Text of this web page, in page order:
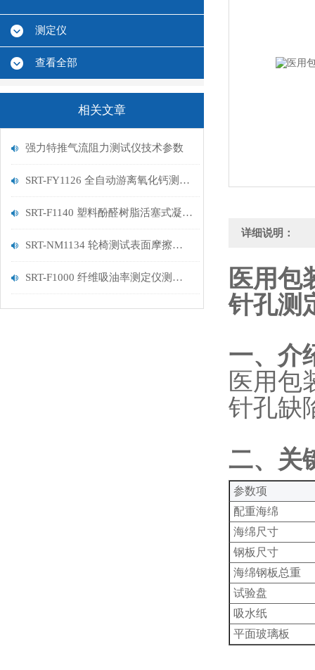
测定仪
查看全部
相关文章
强力特推气流阻力测试仪技术参数
SRT-FY1126 全自动游离氧化钙测定仪的应用领域有哪些
SRT-F1140 塑料酚醛树脂活塞式凝胶时间测定仪（2、4工位）介绍 技术说明
SRT-NM1134 轮椅测试表面摩擦系数测定仪的简单介绍 符合技术标准
SRT-F1000 纤维吸油率测定仪测试仪介绍 按需定制
详细说明：
医用包
针孔测
一、介
医用包
针孔缺
二、关
‌参数项‌
配重海绵
海绵尺寸
钢板尺寸
海绵钢板总重
试验盘
吸水纸
平面玻璃板